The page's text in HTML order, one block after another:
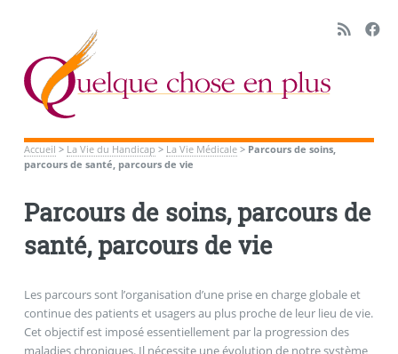
Accueil > La Vie du Handicap > La Vie Médicale> Parcours de soins,
parcours de santé, parcours de vie
Parcours de soins, parcours de
santé, parcours de vie
Les parcours sont l’organisation d’une prise en charge globale et
continue des patients et usagers au plus proche de leur lieu de vie.
Cet objectif est imposé essentiellement par la progression des
maladies chroniques. Il nécessite une évolution de notre système